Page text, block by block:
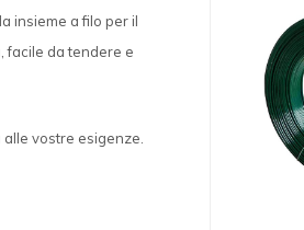
insieme a filo per il
facile da tendere e
vostre esigenze.